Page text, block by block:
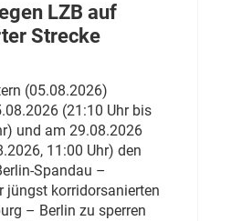
LZB auf
Strecke
(05.08.2026)
(21:10 Uhr bis
und am 29.08.2026
11:00 Uhr) den
Spandau –
jüngst korridorsanierten
– Berlin zu sperren